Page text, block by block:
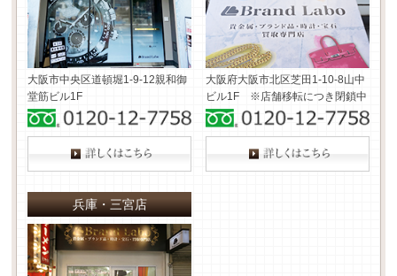
大阪市中央区道頓堀1-9-12親和御
堂筋ビル1F
大阪府大阪市北区芝田1-10-8山中
ビル1F ※店舗移転につき閉鎖中
兵庫・三宮店